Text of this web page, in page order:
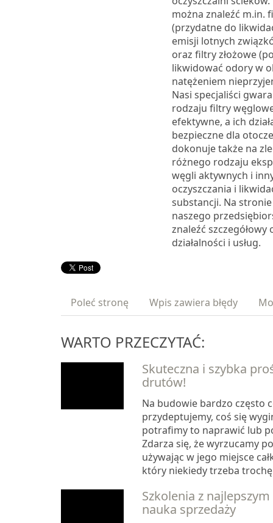
można znaleźć m.in.
(przydatne do
emisji lotnych
oraz filtry złożowe
likwidować odory w
natężeniem
Nasi specjaliści
rodzaju filtry
efektywne, a ich
bezpieczne dla
dokonuje także na
różnego rodzaju
węgli aktywnych i
oczyszczania i
substancji. Na
naszego
znaleźć szczegółowy
działalności i usług.
Poleć stronę Wpis zawiera błędy
WARTO PRZECZYTAĆ:
Skuteczna i szybka
drutów!
Na budowie bardzo często
przydeptujemy, coś się
potrafimy to naprawić lub
Zdarza się, że wyrzucamy
używając w jego miejsce
który niekiedy trzeba
Szkolenia z
nauka sprzedaży